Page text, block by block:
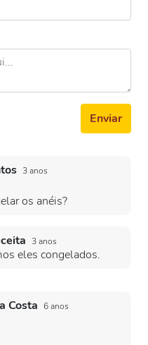
Enviar
3 anos
os anéis?
3 anos
eles congelados.
Costa 6 anos